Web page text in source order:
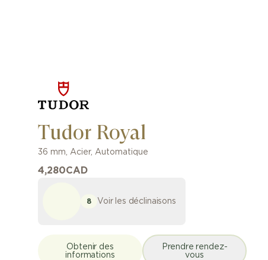
Tudor Royal
36 mm, Acier, Automatique
4,280CAD
8 Voir les déclinaisons
Obtenir des
informations
Prendre rendez-
vous